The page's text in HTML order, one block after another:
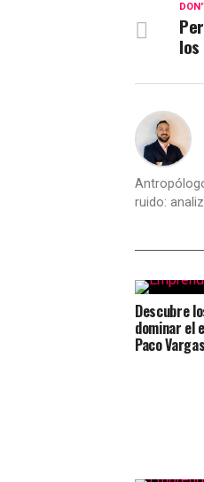
ruido:
Descubre
dominar el
Paco Vargas